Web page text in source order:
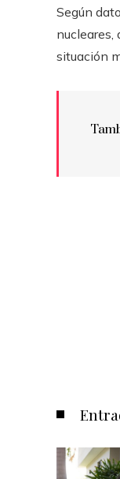
Según
nucleares,
situación